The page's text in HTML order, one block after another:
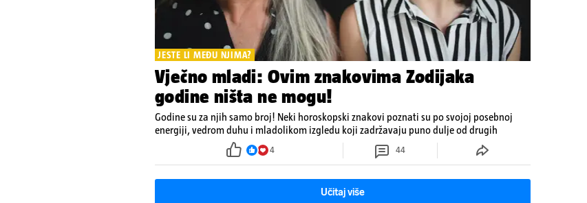
JESTE LI MEĐU NJIMA?
Vječno mladi: Ovim znakovima Zodijaka
godine ništa ne mogu!
Godine su za njih samo broj! Neki horoskopski znakovi poznati su po svojoj posebnoj
energiji, vedrom duhu i mladolikom izgledu koji zadržavaju puno dulje od drugih
4 44
Učitaj više